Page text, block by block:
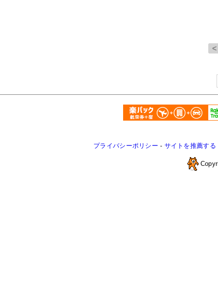
プライバシーポリシー - サイトを推薦する